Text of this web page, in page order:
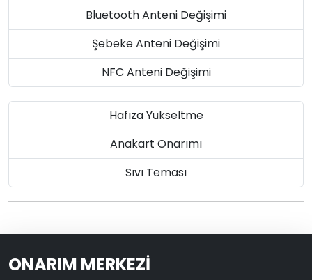
Bluetooth Anteni Değişimi
Şebeke Anteni Değişimi
NFC Anteni Değişimi
Hafıza Yükseltme
Anakart Onarımı
Sıvı Teması
ONARIM MERKEZİ